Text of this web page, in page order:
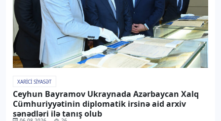
XARICI SIYASƏT
Ceyhun Bayramov Ukraynada Azərbaycan Xalq
Cümhuriyyətinin diplomatik irsinə aid arxiv
sənədləri ilə tanış olub